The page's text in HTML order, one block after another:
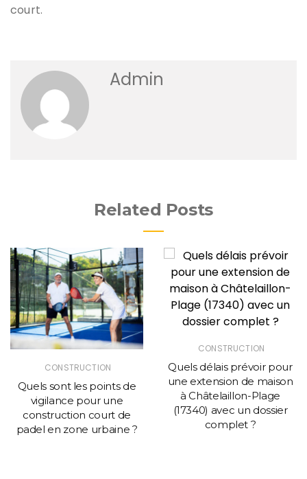
court.
Admin
Related Posts
CONSTRUCTION
Quels sont les points de
vigilance pour une
construction court de
padel en zone urbaine ?
CONSTRUCTION
Quels délais prévoir pour
une extension de maison
à Châtelaillon-Plage
(17340) avec un dossier
complet ?